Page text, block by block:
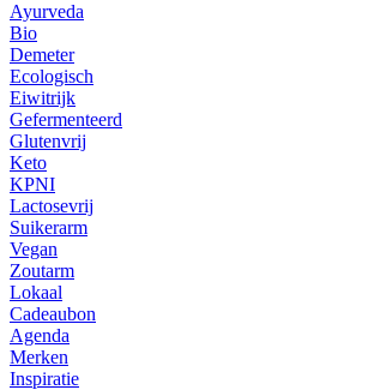
Ayurveda
Bio
Demeter
Ecologisch
Eiwitrijk
Gefermenteerd
Glutenvrij
Keto
KPNI
Lactosevrij
Suikerarm
Vegan
Zoutarm
Lokaal
Cadeaubon
Agenda
Merken
Inspiratie